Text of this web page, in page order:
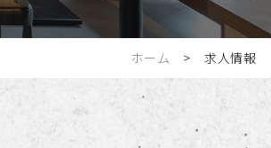
ホーム > 求人情報